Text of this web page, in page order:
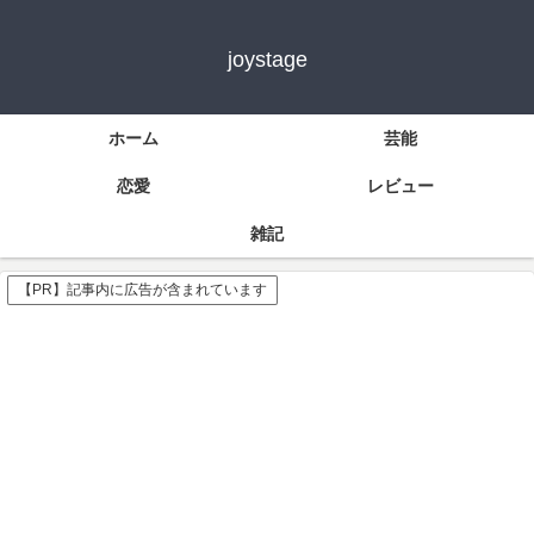
joystage
ホーム 芸能
恋愛 レビュー
雑記
【PR】記事内に広告が含まれています